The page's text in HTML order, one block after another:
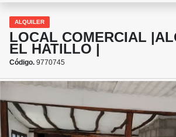
ALQUILER
LOCAL COMERCIAL
EL HATILLO |
Código. 9770745